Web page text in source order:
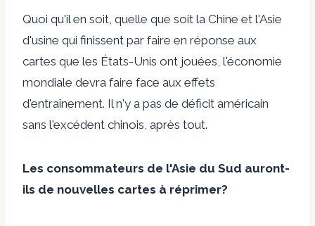
Quoi qu'il en soit, quelle que soit la Chine et l'Asie
d'usine qui finissent par faire en réponse aux
cartes que les États-Unis ont jouées, l'économie
mondiale devra faire face aux effets
d'entraînement. Il n'y a pas de déficit américain
sans l'excédent chinois, après tout.
Les consommateurs de l'Asie du Sud auront-
ils de nouvelles cartes à réprimer?